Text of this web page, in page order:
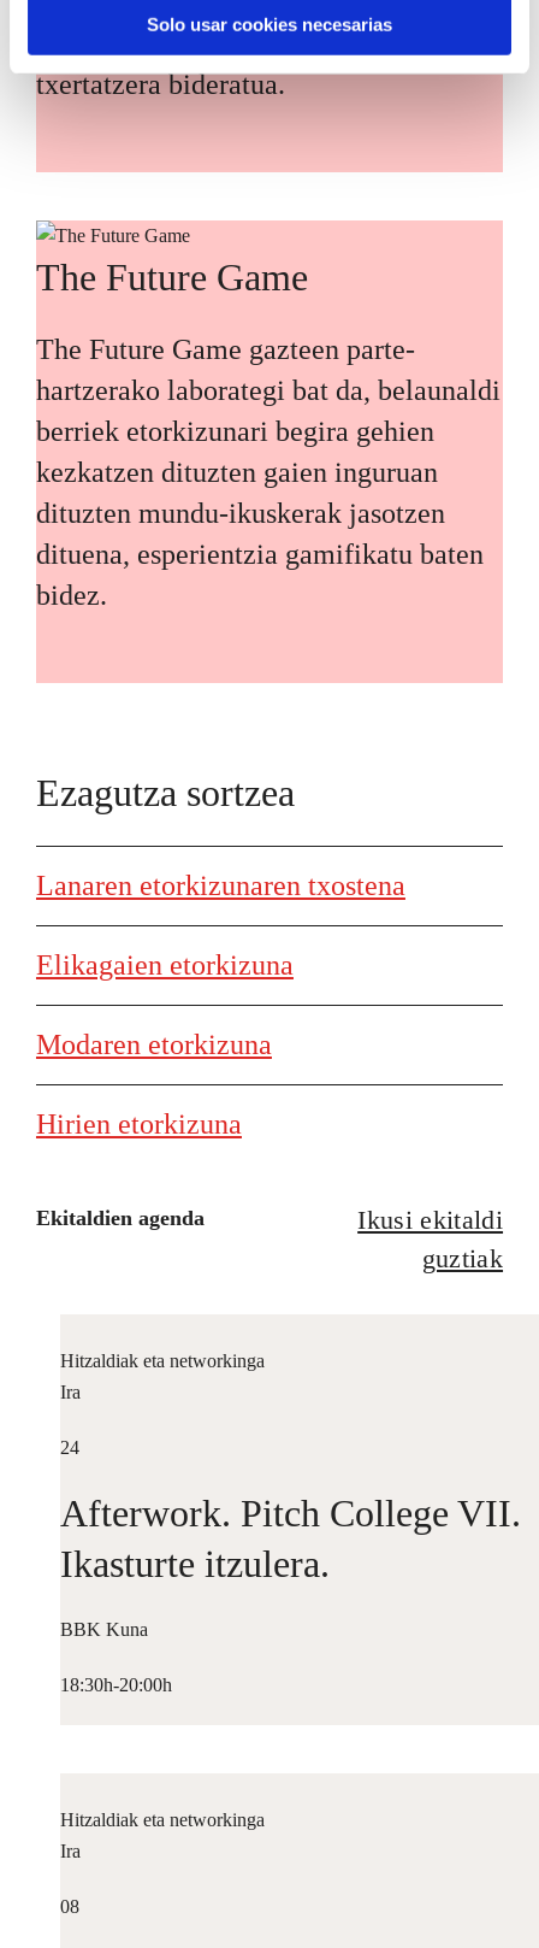
Solo usar cookies necesarias
txertatzera bideratua.
The Future Game
The Future Game gazteen parte-
hartzerako laborategi bat da, belaunaldi
berriek etorkizunari begira gehien
kezkatzen dituzten gaien inguruan
dituzten mundu-ikuskerak jasotzen
dituena, esperientzia gamifikatu baten
bidez.
Ezagutza sortzea
Lanaren etorkizunaren txostena
Elikagaien etorkizuna
Modaren etorkizuna
Hirien etorkizuna
Ekitaldien agenda
Ikusi ekitaldi
guztiak
Hitzaldiak eta networkinga
Ira
24
Afterwork. Pitch College VII.
Ikasturte itzulera.
BBK Kuna
18:30h-20:00h
Hitzaldiak eta networkinga
Ira
08